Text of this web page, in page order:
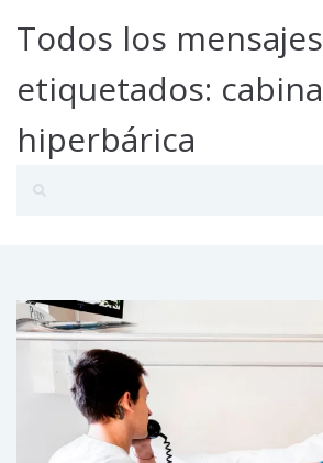
Todos los mensajes
etiquetados: cabina
hiperbárica